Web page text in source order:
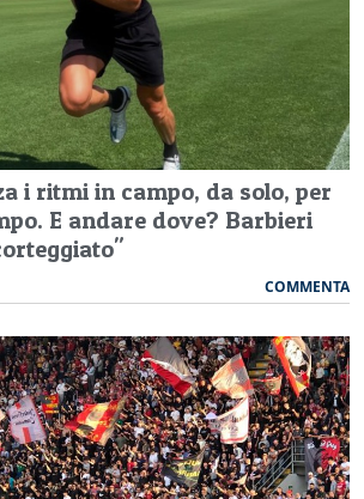
i ritmi in campo, da solo, per
E andare dove? Barbieri
COMMENTA